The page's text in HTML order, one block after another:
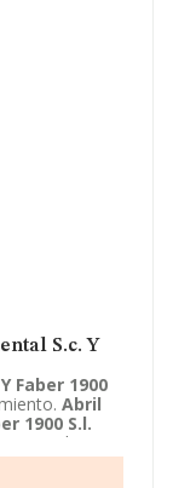
S.c. Y
Faber 1900
Abril
1900 S.l.
Avenida
Rioja.